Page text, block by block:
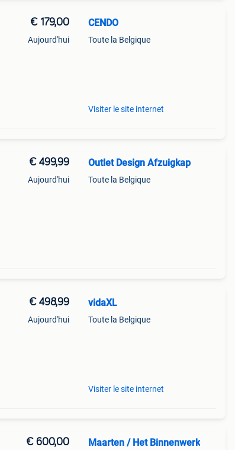
€ 179,00
Aujourd'hui
CENDO
Toute la Belgique
Visiter le site internet
€ 499,99
Aujourd'hui
Outlet Design Afzuigkap
Toute la Belgique
€ 498,99
Aujourd'hui
vidaXL
Toute la Belgique
Visiter le site internet
€ 600,00 Maarten / Het Binnenwerk